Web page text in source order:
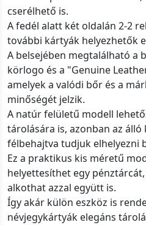
cserélhető is.
A fedél alatt két oldalán 2-2
további kártyák helyezhetők
A belsejében megtalálható a
körlogo és a "Genuine
amelyek a valódi bőr és a
minőségét jelzik.
A natúr felületű modell
tárolására is, azonban az
félbehajtva tudjuk elhelyezni
Ez a praktikus kis méretű
helyettesíthet egy
alkothat azzal együtt is.
Így akár külön eszköz is
névjegykártyák elegáns